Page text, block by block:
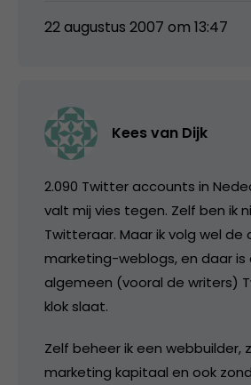
22 augustus 2007 om 13:47
Kees van Dijk
2.090 Twitter accounts in
valt mij vies tegen. Zelf ben ik
Twitteraar. Maar ik volg wel de
marketing-weblogs, en daar is
algemeen (vooral de writers)
klok slaat.
Zelf beheer ik een webbuilder,
marketing kapitaal en ook